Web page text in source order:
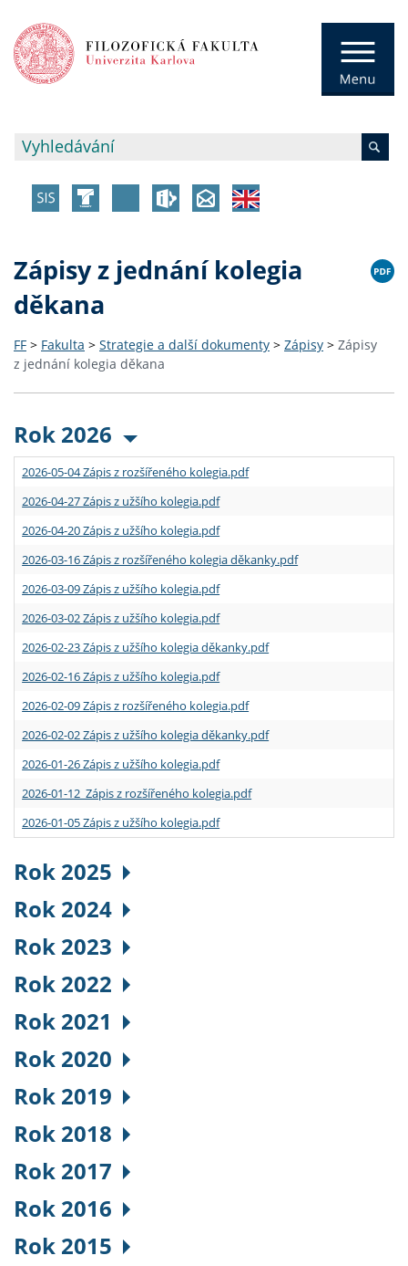
Zápisy z jednání kolegia
děkana
FF > Fakulta > Strategie a další dokumenty > Zápisy > Zápisy
z jednání kolegia děkana
Rok 2026
2026-05-04 Zápis z rozšířeného kolegia.pdf
2026-04-27 Zápis z užšího kolegia.pdf
2026-04-20 Zápis z užšího kolegia.pdf
2026-03-16 Zápis z rozšířeného kolegia děkanky.pdf
2026-03-09 Zápis z užšího kolegia.pdf
2026-03-02 Zápis z užšího kolegia.pdf
2026-02-23 Zápis z užšího kolegia děkanky.pdf
2026-02-16 Zápis z užšího kolegia.pdf
2026-02-09 Zápis z rozšířeného kolegia.pdf
2026-02-02 Zápis z užšího kolegia děkanky.pdf
2026-01-26 Zápis z užšího kolegia.pdf
2026-01-12 Zápis z rozšířeného kolegia.pdf
2026-01-05 Zápis z užšího kolegia.pdf
Rok 2025
Rok 2024
Rok 2023
Rok 2022
Rok 2021
Rok 2020
Rok 2019
Rok 2018
Rok 2017
Rok 2016
Rok 2015